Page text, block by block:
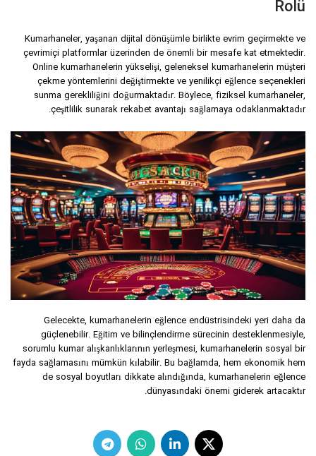
Rolü
Kumarhaneler, yaşanan dijital dönüşümle birlikte evrim geçirmekte ve
çevrimiçi platformlar üzerinden de önemli bir mesafe kat etmektedir.
Online kumarhanelerin yükselişi, geleneksel kumarhanelerin müşteri
çekme yöntemlerini değiştirmekte ve yenilikçi eğlence seçenekleri
sunma gerekliliğini doğurmaktadır. Böylece, fiziksel kumarhaneler,
çeşitlilik sunarak rekabet avantajı sağlamaya odaklanmaktadır.
Gelecekte, kumarhanelerin eğlence endüstrisindeki yeri daha da
güçlenebilir. Eğitim ve bilinçlendirme sürecinin desteklenmesiyle,
sorumlu kumar alışkanlıklarının yerleşmesi, kumarhanelerin sosyal bir
fayda sağlamasını mümkün kılabilir. Bu bağlamda, hem ekonomik hem
de sosyal boyutları dikkate alındığında, kumarhanelerin eğlence
dünyasındaki önemi giderek artacaktır.